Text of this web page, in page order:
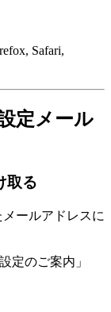
Safari,
定メール
取る
ールアドレスに
定のご案内」